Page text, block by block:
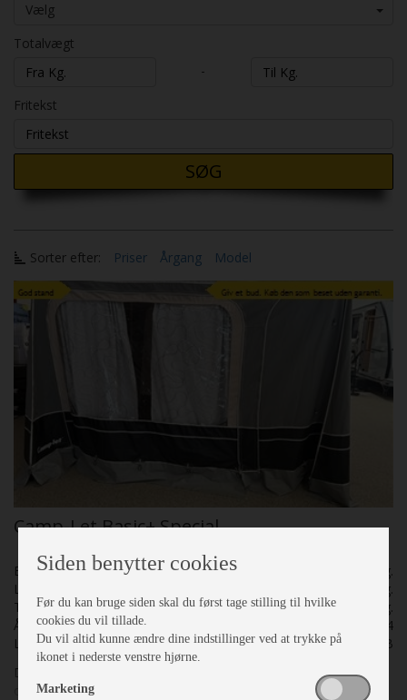
Vælg
Totalvægt
-
Fritekst
SØG
Sorter efter: Priser Årgang Model
Camp-Let Basic+ Special
Egenvægt
250 Kg.
Lasteevne
250 Kg.
Totalvægt
500 Kg.
Årgang
2014
Lager nr.
25211B
Denne Camp-let er med solsejl, cykelholder, alufælge, gaskasse
og kørekappe. Fantastisk flot.
Siden benytter cookies
Før du kan bruge siden skal du først tage stilling til hvilke
cookies du vil tillade.
Du vil altid kunne ændre dine indstillinger ved at trykke på
ikonet i nederste venstre hjørne.
Marketing